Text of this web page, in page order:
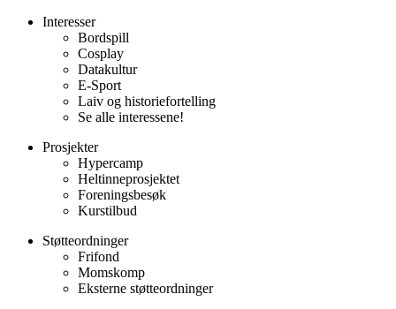
Interesser
Bordspill
Cosplay
Datakultur
E-Sport
Laiv og historiefortelling
Se alle interessene!
Prosjekter
Hypercamp
Heltinneprosjektet
Foreningsbesøk
Kurstilbud
Støtteordninger
Frifond
Momskomp
Eksterne støtteordninger